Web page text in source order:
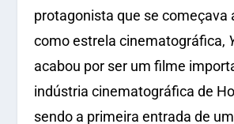
protagonista que se começava
como estrela cinematográfica,
acabou por ser um filme
indústria cinematográfica de
sendo a primeira entrada de um